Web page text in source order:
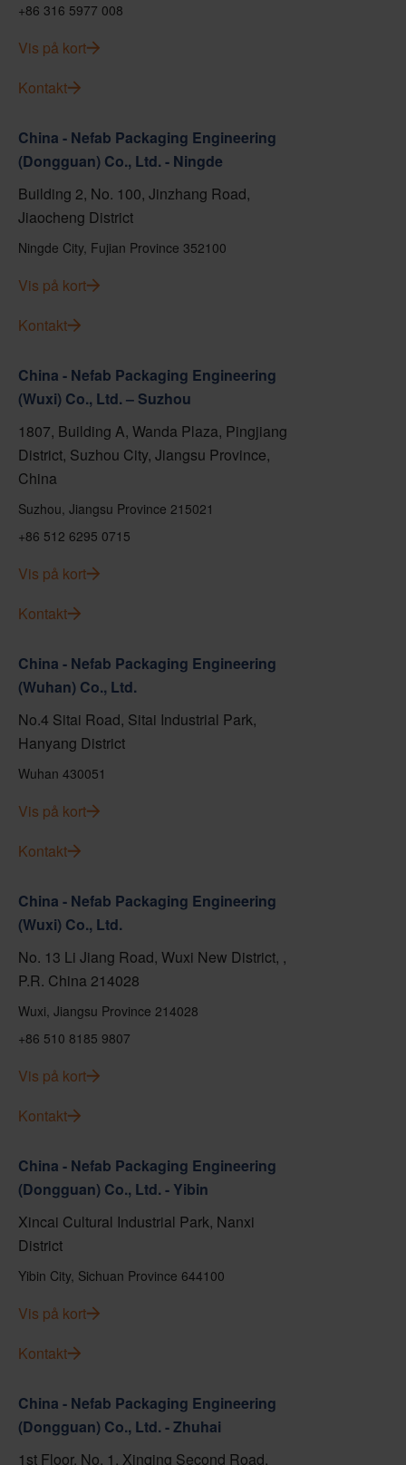
+86 316 5977 008
Vis på kort
Kontakt
China - Nefab Packaging Engineering
(Dongguan) Co., Ltd. - Ningde
Building 2, No. 100, Jinzhang Road,
Jiaocheng District
Ningde City, Fujian Province 352100
Vis på kort
Kontakt
China - Nefab Packaging Engineering
(Wuxi) Co., Ltd. – Suzhou
1807, Building A, Wanda Plaza, Pingjiang
District, Suzhou City, Jiangsu Province,
China
Suzhou, Jiangsu Province 215021
+86 512 6295 0715
Vis på kort
Kontakt
China - Nefab Packaging Engineering
(Wuhan) Co., Ltd.
No.4 Sitai Road, Sitai Industrial Park,
Hanyang District
Wuhan 430051
Vis på kort
Kontakt
China - Nefab Packaging Engineering
(Wuxi) Co., Ltd.
No. 13 Li Jiang Road, Wuxi New District, ,
P.R. China 214028
Wuxi, Jiangsu Province 214028
+86 510 8185 9807
Vis på kort
Kontakt
China - Nefab Packaging Engineering
(Dongguan) Co., Ltd. - Yibin
Xincai Cultural Industrial Park, Nanxi
District
Yibin City, Sichuan Province 644100
Vis på kort
Kontakt
China - Nefab Packaging Engineering
(Dongguan) Co., Ltd. - Zhuhai
1st Floor, No. 1, Xinqing Second Road,